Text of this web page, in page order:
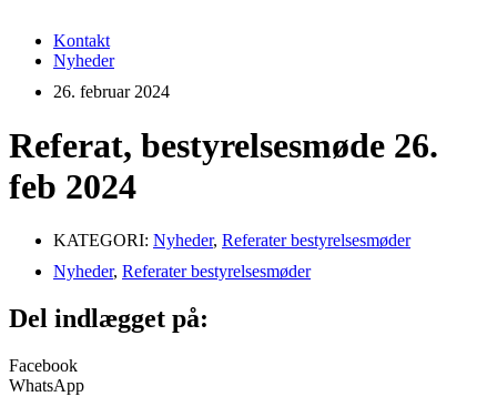
Kontakt
Nyheder
26. februar 2024
Referat, bestyrelsesmøde 26.
feb 2024
KATEGORI: Nyheder, Referater bestyrelsesmøder
Nyheder, Referater bestyrelsesmøder
Del indlægget på:
Facebook
WhatsApp